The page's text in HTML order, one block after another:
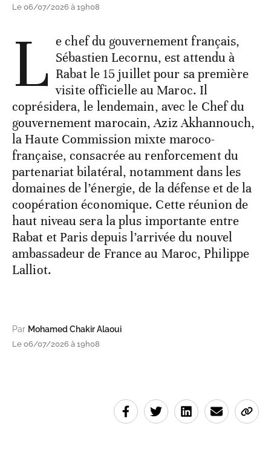
Le 06/07/2026 à 19h08
L e chef du gouvernement français,
Sébastien Lecornu, est attendu à
Rabat le 15 juillet pour sa première
visite officielle au Maroc. Il
coprésidera, le lendemain, avec le Chef du
gouvernement marocain, Aziz Akhannouch,
la Haute Commission mixte maroco-
française, consacrée au renforcement du
partenariat bilatéral, notamment dans les
domaines de l’énergie, de la défense et de la
coopération économique. Cette réunion de
haut niveau sera la plus importante entre
Rabat et Paris depuis l’arrivée du nouvel
ambassadeur de France au Maroc, Philippe
Lalliot.
Par Mohamed Chakir Alaoui
Le 06/07/2026 à 19h08